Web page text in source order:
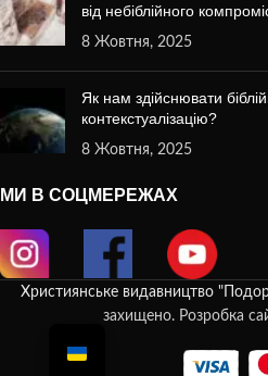
від небіблійного
8 Жовтня, 2025
Як нам здійснювати
контекстуалізацію?
8 Жовтня, 2025
МИ В СОЦМЕРЕЖАХ
Християнське видавництво
захищено. Розробка